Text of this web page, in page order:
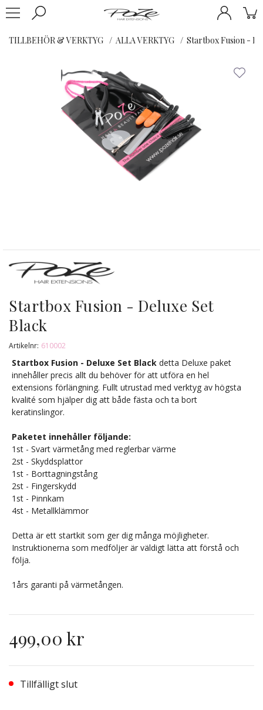
TILLBEHÖR & VERKTYG ALLA VERKTYG Startbox Fusion -
Startbox Fusion - Deluxe Set
Black
Artikelnr: 610002
Startbox Fusion - Deluxe Set Black detta Deluxe paket
innehåller precis allt du behöver för att utföra en hel
extensions förlängning. Fullt utrustad med verktyg av högsta
kvalité som hjälper dig att både fästa och ta bort
keratinslingor.
Paketet innehåller följande:
1st - Svart värmetång med reglerbar värme
2st - Skyddsplattor
1st - Borttagningstång
2st - Fingerskydd
1st - Pinnkam
4st - Metallklämmor
Detta är ett startkit som ger dig många möjligheter.
Instruktionerna som medföljer är väldigt lätta att förstå och
följa.
1års garanti på värmetången.
499,00 kr
Tillfälligt slut